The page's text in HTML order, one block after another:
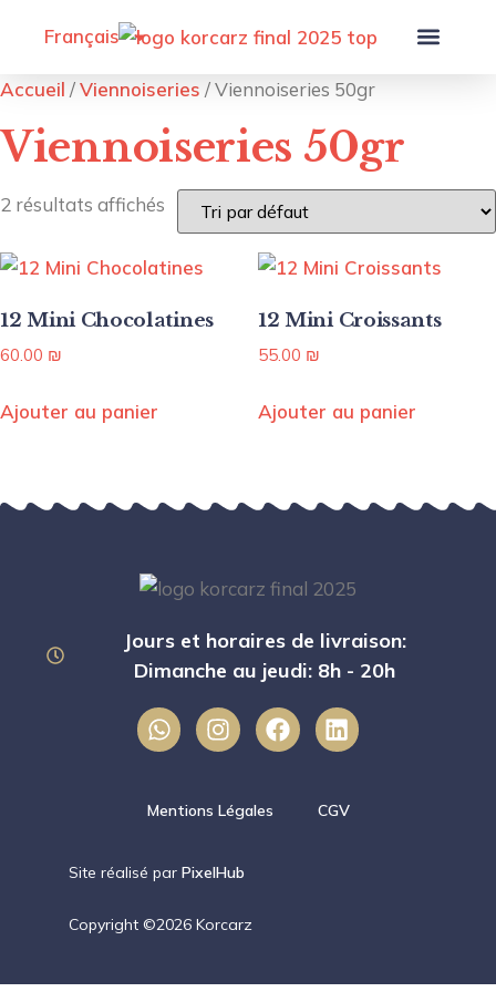
Français
Accueil /Viennoiseries / Viennoiseries 50gr
Viennoiseries 50gr
2 résultats affichés
12 Mini Chocolatines
60.00 ₪
Ajouter au panier
12 Mini Croissants
55.00 ₪
Ajouter au panier
Jours et horaires de livraison:
Dimanche au jeudi: 8h - 20h
Copyright ©2026 Korcarz
Site réalisé parPixelHub
Mentions Légales CGV